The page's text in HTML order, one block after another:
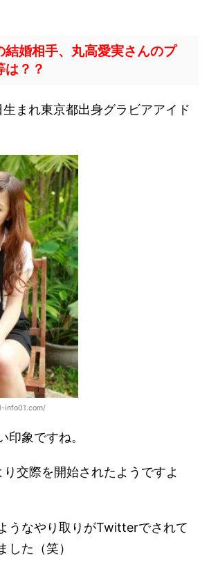
結婚相手、丸高愛実さんのプ
は？？
まれ東京都出身グラビアアイド
info01.com/
印象ですね。
交際を開始されたようですよ
うなやり取りがTwitterでされて
した（笑）